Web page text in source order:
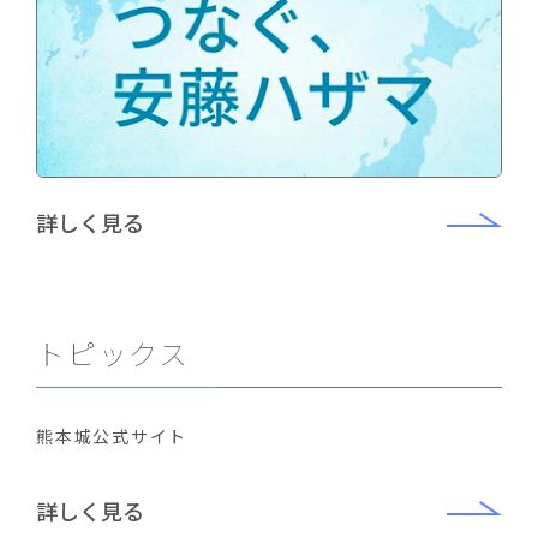
詳しく見る
トピックス
熊本城公式サイト
詳しく見る